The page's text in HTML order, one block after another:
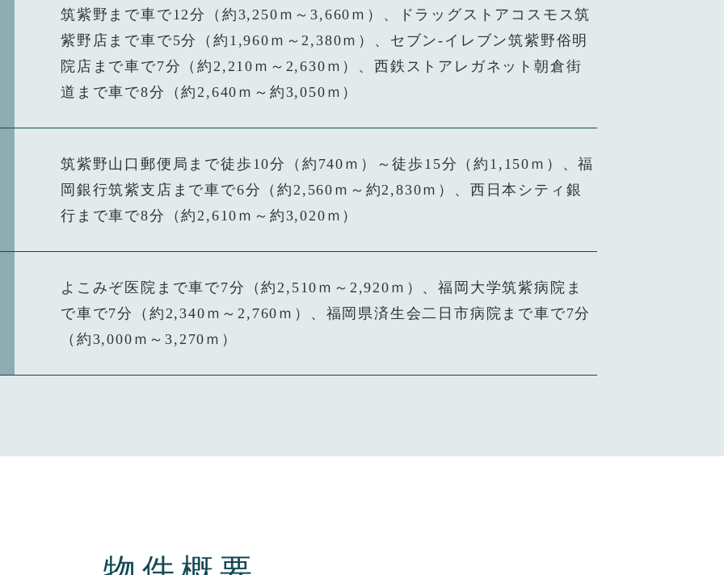
筑紫野まで車で12分（約3,250ｍ～3,660ｍ）、ドラッグストアコスモス筑
紫野店まで車で5分（約1,960ｍ～2,380ｍ）、セブン-イレブン筑紫野俗明
院店まで車で7分（約2,210ｍ～2,630ｍ）、西鉄ストアレガネット朝倉街
道まで車で8分（約2,640ｍ～約3,050ｍ）
筑紫野山口郵便局まで徒歩10分（約740ｍ）～徒歩15分（約1,150ｍ）、福
岡銀行筑紫支店まで車で6分（約2,560ｍ～約2,830ｍ）、西日本シティ銀
行まで車で8分（約2,610ｍ～約3,020ｍ）
よこみぞ医院まで車で7分（約2,510ｍ～2,920ｍ）、福岡大学筑紫病院ま
で車で7分（約2,340ｍ～2,760ｍ）、福岡県済生会二日市病院まで車で7分
（約3,000ｍ～3,270ｍ）